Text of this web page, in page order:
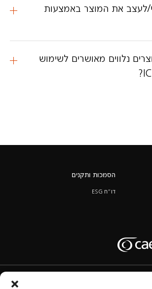
לעצב את המוצר באמצעות
נלווים מאושרים לשימוש
הסמכות ותקנים
דו”ח ESG